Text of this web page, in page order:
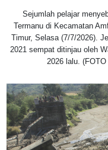
Sejumlah pelajar
Termanu di Kecamatan
Timur, Selasa (7/7/2026).
2021 sempat ditinjau oleh
2026 lalu.